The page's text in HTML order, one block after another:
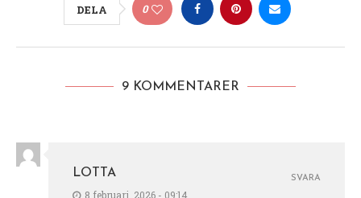
DELA 0
9 KOMMENTARER
LOTTA
8 februari, 2026 - 09:14
SVARA